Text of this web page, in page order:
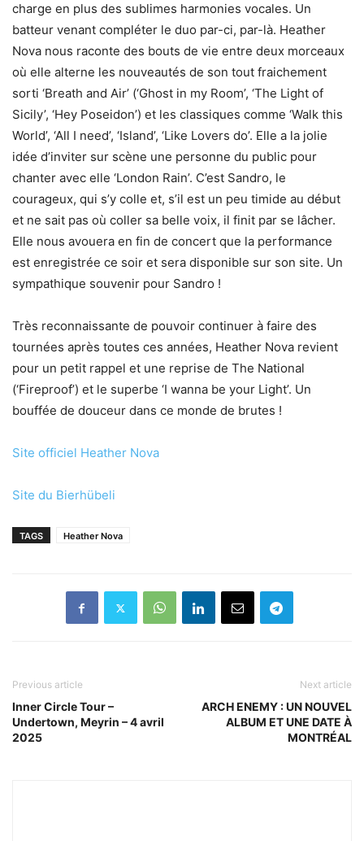
charge en plus des sublimes harmonies vocales. Un
batteur venant compléter le duo par-ci, par-là. Heather
Nova nous raconte des bouts de vie entre deux morceaux
où elle alterne les nouveautés de son tout fraichement
sorti ‘Breath and Air’ (‘Ghost in my Room’, ‘The Light of
Sicily’, ‘Hey Poseidon’) et les classiques comme ‘Walk this
World’, ‘All I need’, ‘Island’, ‘Like Lovers do’. Elle a la jolie
idée d’inviter sur scène une personne du public pour
chanter avec elle ‘London Rain’. C’est Sandro, le
courageux, qui s’y colle et, s’il est un peu timide au début
et ne sait pas où coller sa belle voix, il finit par se lâcher.
Elle nous avouera en fin de concert que la performance
est enregistrée ce soir et sera disponible sur son site. Un
sympathique souvenir pour Sandro !
Très reconnaissante de pouvoir continuer à faire des
tournées après toutes ces années, Heather Nova revient
pour un petit rappel et une reprise de The National
(‘Fireproof’) et le superbe ‘I wanna be your Light’. Un
bouffée de douceur dans ce monde de brutes !
Site officiel Heather Nova
Site du Bierhübeli
TAGS Heather Nova
Previous article
Inner Circle Tour –
Undertown, Meyrin – 4 avril
2025
Next article
ARCH ENEMY : UN NOUVEL
ALBUM ET UNE DATE À
MONTRÉAL